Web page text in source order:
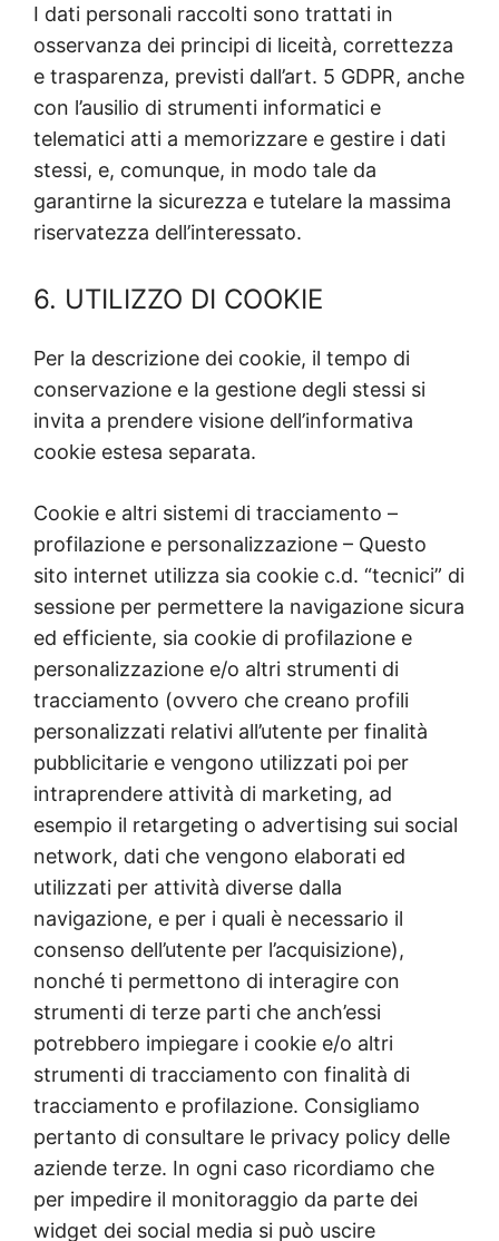
I dati personali raccolti sono trattati in
osservanza dei principi di liceità, correttezza
e trasparenza, previsti dall’art. 5 GDPR, anche
con l’ausilio di strumenti informatici e
telematici atti a memorizzare e gestire i dati
stessi, e, comunque, in modo tale da
garantirne la sicurezza e tutelare la massima
riservatezza dell’interessato.
6. UTILIZZO DI COOKIE
Per la descrizione dei cookie, il tempo di
conservazione e la gestione degli stessi si
invita a prendere visione dell’informativa
cookie estesa separata.
Cookie e altri sistemi di tracciamento –
profilazione e personalizzazione – Questo
sito internet utilizza sia cookie c.d. “tecnici” di
sessione per permettere la navigazione sicura
ed efficiente, sia cookie di profilazione e
personalizzazione e/o altri strumenti di
tracciamento (ovvero che creano profili
personalizzati relativi all’utente per finalità
pubblicitarie e vengono utilizzati poi per
intraprendere attività di marketing, ad
esempio il retargeting o advertising sui social
network, dati che vengono elaborati ed
utilizzati per attività diverse dalla
navigazione, e per i quali è necessario il
consenso dell’utente per l’acquisizione),
nonché ti permettono di interagire con
strumenti di terze parti che anch’essi
potrebbero impiegare i cookie e/o altri
strumenti di tracciamento con finalità di
tracciamento e profilazione. Consigliamo
pertanto di consultare le privacy policy delle
aziende terze. In ogni caso ricordiamo che
per impedire il monitoraggio da parte dei
widget dei social media si può uscire